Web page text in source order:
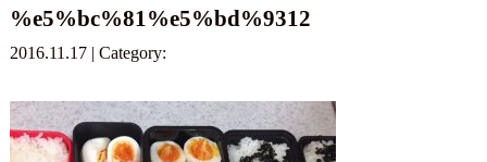
%e5%bc%81%e5%bd%9312
2016.11.17 | Category: